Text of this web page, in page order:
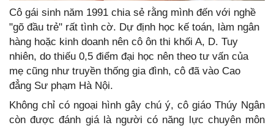
Cô gái sinh năm 1991 chia sẻ rằng mình đến với nghề
"gõ đầu trẻ" rất tình cờ. Dự định học kế toán, làm ngân
hàng hoặc kinh doanh nên cô ôn thi khối A, D. Tuy
nhiên, do thiếu 0,5 điểm đại học nên theo tư vấn của
mẹ cũng như truyền thống gia đình, cô đã vào Cao
đẳng Sư phạm Hà Nội.
Không chỉ có ngoại hình gây chú ý, cô giáo Thúy Ngân
còn được đánh giá là người có năng lực chuyên môn